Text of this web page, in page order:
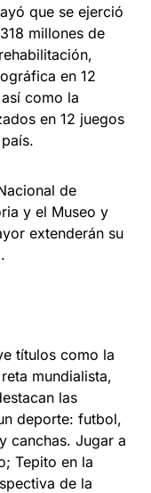
que se ejerció
millones de
en 12
como la
en 12 juegos
de
y el Museo y
extenderán su
títulos como la
mundialista,
las
deporte: futbol,
canchas. Jugar a
Tepito en la
de la